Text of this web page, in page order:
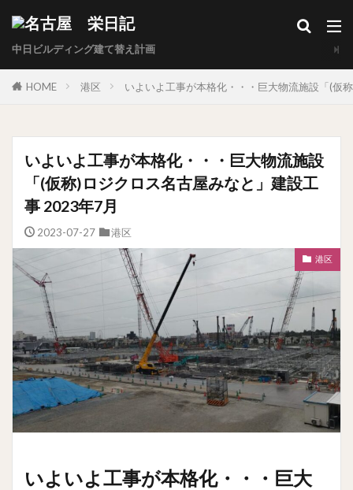
中日ビルディング建て替え計画
HOME 港区 いよいよ工事が本格化・・・巨大物流施設「(仮
いよいよ工事が本格化・・・巨大物流施設
「(仮称)ロジクロス名古屋みなと」建設工
事 2023年7月
2023-07-27 港区
港区
いよいよ工事が本格化・・・巨大